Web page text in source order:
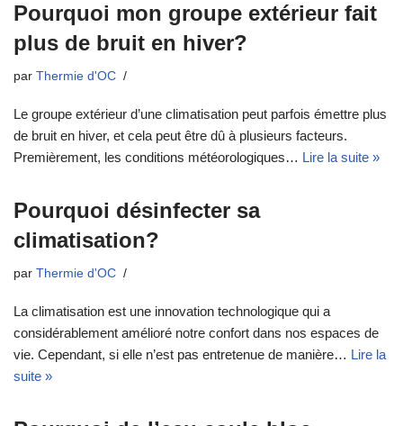
Pourquoi mon groupe extérieur fait
plus de bruit en hiver?
par Thermie d'OC
Le groupe extérieur d’une climatisation peut parfois émettre plus
de bruit en hiver, et cela peut être dû à plusieurs facteurs.
Premièrement, les conditions météorologiques… Lire la suite »
Pourquoi désinfecter sa
climatisation?
par Thermie d'OC
La climatisation est une innovation technologique qui a
considérablement amélioré notre confort dans nos espaces de
vie. Cependant, si elle n’est pas entretenue de manière… Lire la
suite »